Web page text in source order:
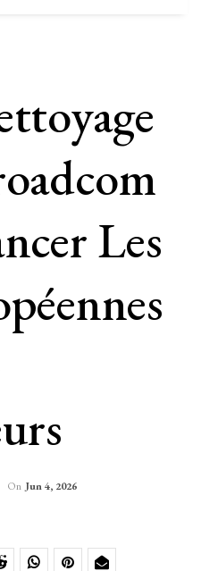
Les
On Jun 4, 2026